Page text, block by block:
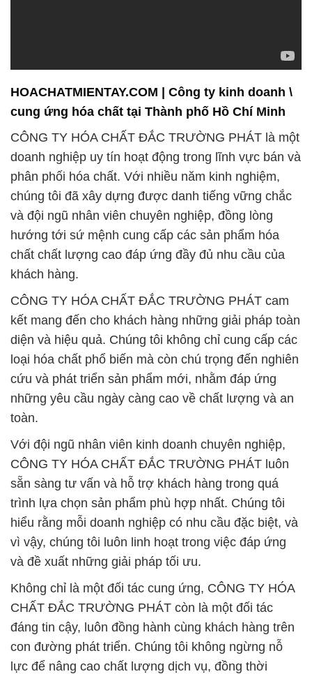
HOACHATMIENTAY.COM | Công ty kinh doanh \
cung ứng hóa chất tại Thành phố Hồ Chí Minh
CÔNG TY HÓA CHẤT ĐẮC TRƯỜNG PHÁT là một
doanh nghiệp uy tín hoạt động trong lĩnh vực bán và
phân phối hóa chất. Với nhiều năm kinh nghiệm,
chúng tôi đã xây dựng được danh tiếng vững chắc
và đội ngũ nhân viên chuyên nghiệp, đồng lòng
hướng tới sứ mệnh cung cấp các sản phẩm hóa
chất chất lượng cao đáp ứng đầy đủ nhu cầu của
khách hàng.
CÔNG TY HÓA CHẤT ĐẮC TRƯỜNG PHÁT cam
kết mang đến cho khách hàng những giải pháp toàn
diện và hiệu quả. Chúng tôi không chỉ cung cấp các
loại hóa chất phổ biến mà còn chú trọng đến nghiên
cứu và phát triển sản phẩm mới, nhằm đáp ứng
những yêu cầu ngày càng cao về chất lượng và an
toàn.
Với đội ngũ nhân viên kinh doanh chuyên nghiệp,
CÔNG TY HÓA CHẤT ĐẮC TRƯỜNG PHÁT luôn
sẵn sàng tư vấn và hỗ trợ khách hàng trong quá
trình lựa chọn sản phẩm phù hợp nhất. Chúng tôi
hiểu rằng mỗi doanh nghiệp có nhu cầu đặc biệt, và
vì vậy, chúng tôi luôn linh hoạt trong việc đáp ứng
và đề xuất những giải pháp tối ưu.
Không chỉ là một đối tác cung ứng, CÔNG TY HÓA
CHẤT ĐẮC TRƯỜNG PHÁT còn là một đối tác
đáng tin cậy, luôn đồng hành cùng khách hàng trên
con đường phát triển. Chúng tôi không ngừng nỗ
lực để nâng cao chất lượng dịch vụ, đồng thời